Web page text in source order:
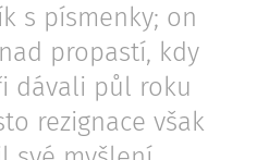
s písmenky; on
propastí, kdy
dávali půl roku
rezignace však